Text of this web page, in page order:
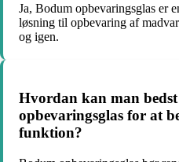
Ja, Bodum opbevaringsglas er
løsning til opbevaring af
og igen.
Hvordan kan man
opbevaringsglas for at
funktion?